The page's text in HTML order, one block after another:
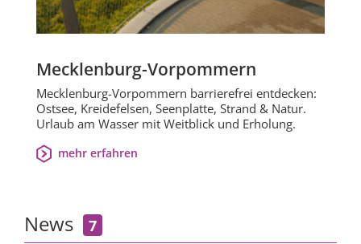
Mecklenburg-Vorpommern
Mecklenburg-Vorpommern barrierefrei entdecken:
Ostsee, Kreidefelsen, Seenplatte, Strand & Natur.
Urlaub am Wasser mit Weitblick und Erholung.
mehr erfahren
News 7